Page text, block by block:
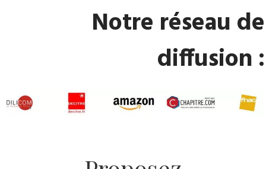
​Notre réseau de
diffusion :